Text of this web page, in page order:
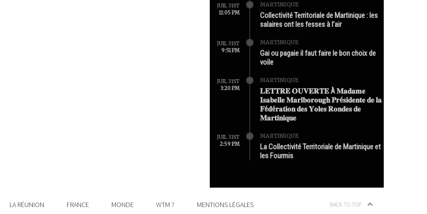
JUIL 31ST
11:05 PM
MARTINIQUE
Collectivité Territoriale de Martinique : les
salaires ont les fesses à l’air
JUIL 31ST
9:51 PM
MARTINIQUE
Gai ou pagaie il faut faire le bon choix de
voile
JUIL 31ST
3:20 PM
MARTINIQUE
𝐋𝐄𝐓𝐓𝐑𝐄 𝐎𝐔𝐕𝐄𝐑𝐓𝐄 À 𝐌𝐚𝐝𝐚𝐦𝐞
𝐈𝐬𝐚𝐛𝐞𝐥𝐥𝐞 𝐌𝐚𝐫𝐥𝐛𝐨𝐫𝐨𝐮𝐠𝐡 𝐏𝐫é𝐬𝐢𝐝𝐞𝐧𝐭𝐞 𝐝𝐞 𝐥𝐚
𝐅é𝐝é𝐫𝐚𝐭𝐢𝐨𝐧 𝐝𝐞𝐬 𝐘𝐨𝐥𝐞𝐬 𝐑𝐨𝐧𝐝𝐞𝐬 𝐝𝐞
𝐌𝐚𝐫𝐭𝐢𝐧𝐢𝐪𝐮𝐞
JUIL 31ST
2:59 PM
MARTINIQUE
La Collectivité Territoriale de Martinique et
les Fourmis
LA RÉUNION FRANCE MONDE WTM ? MENTIONS LÉGALES BACK TO TOP